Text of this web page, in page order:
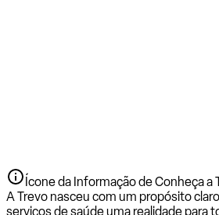
Ícone da Informação de Conheça a
A Trevo nasceu com um propósito
serviços de saúde uma realidade para